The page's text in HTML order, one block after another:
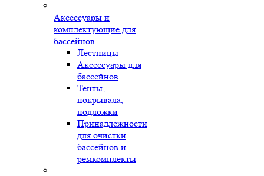
Аксессуары и
комплектующие для
бассейнов
Лестницы
Аксессуары для
бассейнов
Тенты,
покрывала,
подложки
Принадлежности
для очистки
бассейнов и
ремкомплекты